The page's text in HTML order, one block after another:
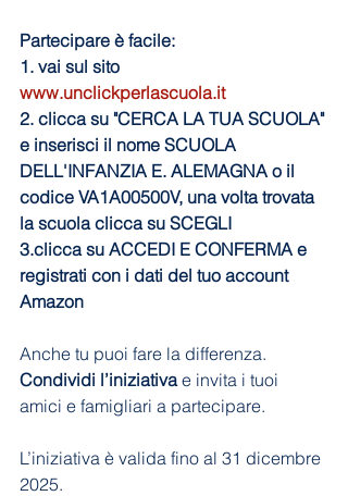
Partecipare è facile:
1. vai sul sito
www.unclickperlascuola.it
2. clicca su "CERCA LA TUA SCUOLA"
e inserisci il nome SCUOLA
DELL'INFANZIA E. ALEMAGNA o il
codice VA1A00500V, una volta trovata
la scuola clicca su SCEGLI
3.clicca su ACCEDI E CONFERMA e
registrati con i dati del tuo account
Amazon
Anche tu puoi fare la differenza.
Condividi l’iniziativa e invita i tuoi
amici e famigliari a partecipare.
L’iniziativa è valida fino al 31 dicembre
2025.